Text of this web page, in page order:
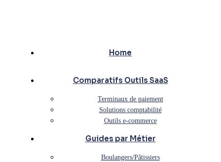
Home
Comparatifs Outils SaaS
Terminaux de paiement
Solutions comptabilité
Outils e-commerce
Guides par Métier
Boulangers/Pâtissiers